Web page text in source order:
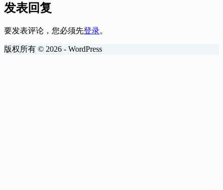
发表回复
要发表评论，您必须先登录。
版权所有 © 2026 - WordPress